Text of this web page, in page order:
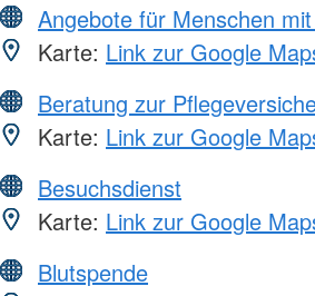
Angebote für Menschen
Karte: Link zur Google
Beratung zur
Karte: Link zur Google
Besuchsdienst
Karte: Link zur Google
Blutspende